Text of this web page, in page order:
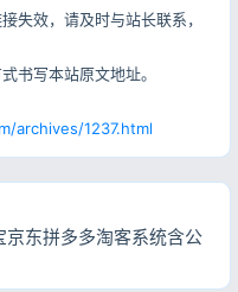
效，请及时与站长联系，
书写本站原文地址。
archives/1237.html
东拼多多淘客系统含公